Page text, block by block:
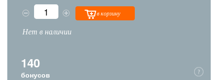
в корзину
Нет в наличии
140
бонусов